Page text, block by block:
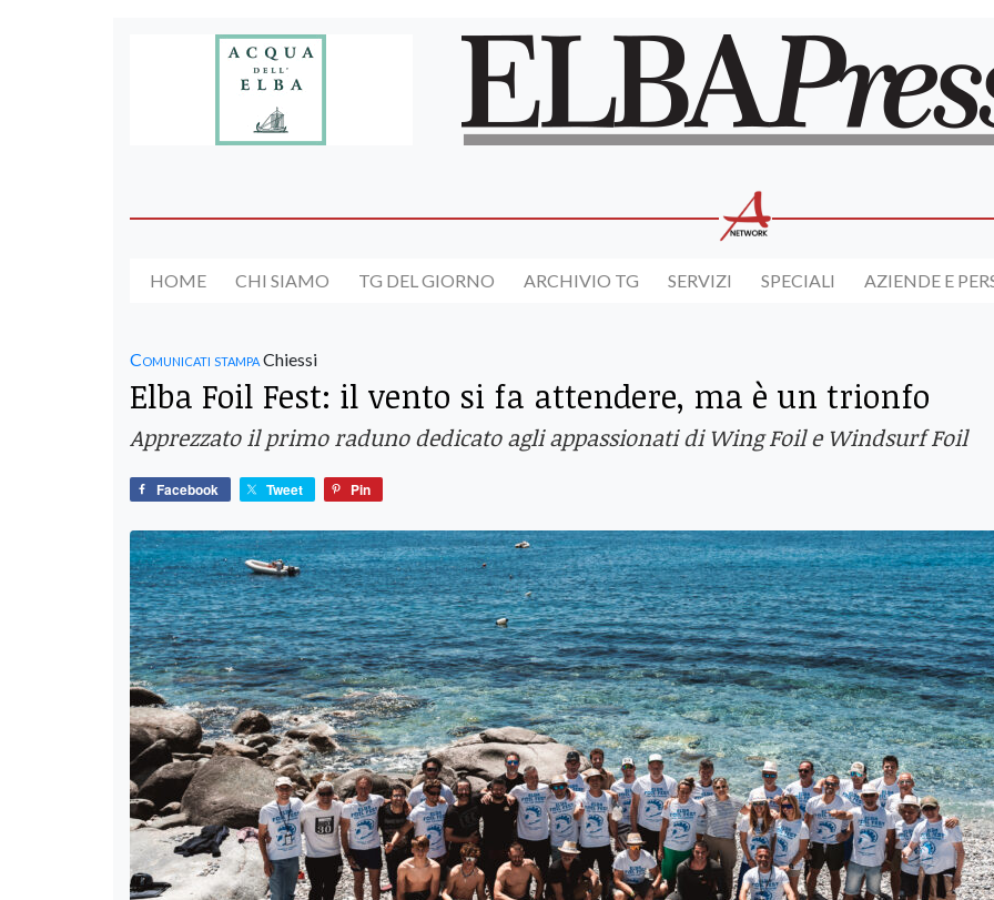
HOME CHI SIAMO TG DEL GIORNO ARCHIVIO TG SERVIZI SPECIALI AZIENDE E
Comunicati stampaChiessi
Elba Foil Fest: il vento si fa attendere, ma è un trionfo
Apprezzato il primo raduno dedicato agli appassionati di Wing Foil e Windsurf Foil
Facebook Tweet Pin